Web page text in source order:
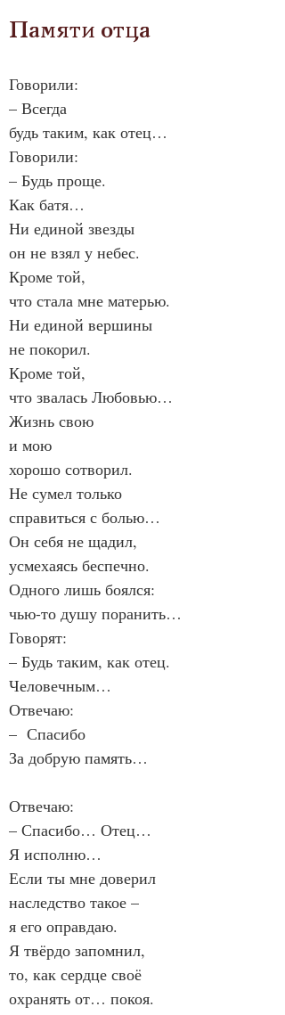
Памяти отца
Говорили:
– Всегда
будь таким, как отец…
Говорили:
– Будь проще.
Как батя…
Ни единой звезды
он не взял у небес.
Кроме той,
что стала мне матерью.
Ни единой вершины
не покорил.
Кроме той,
что звалась Любовью…
Жизнь свою
и мою
хорошо сотворил.
Не сумел только
справиться с болью…
Он себя не щадил,
усмехаясь беспечно.
Одного лишь боялся:
чью-то душу поранить…
Говорят:
– Будь таким, как отец.
Человечным…
Отвечаю:
–  Спасибо
За добрую память…
Отвечаю:
– Спасибо… Отец…
Я исполню…
Если ты мне доверил
наследство такое –
я его оправдаю.
Я твёрдо запомнил,
то, как сердце своё
охранять от… покоя.